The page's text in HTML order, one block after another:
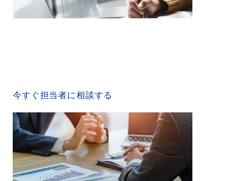
今すぐ担当者に相談する